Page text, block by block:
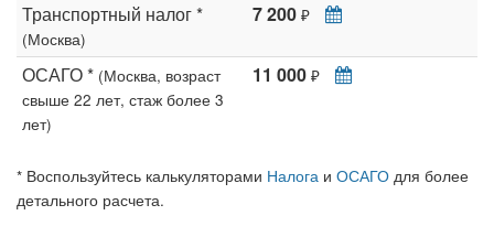
Транспортный налог *
(Москва)
7 200 ₽
ОСАГО * (Москва, возраст
свыше 22 лет, стаж более 3
лет)
11 000 ₽
* Воспользуйтесь калькуляторами Налога и ОСАГО для более
детального расчета.